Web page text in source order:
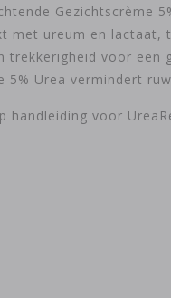
Gezichtscrème
met ureum en lactaat,
trekkerigheid voor een
5% Urea vermindert
handleiding voor